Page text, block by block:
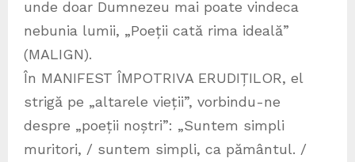
unde doar Dumnezeu mai poate vindeca
nebunia lumii, „Poeții cată rima ideală”
(MALIGN).
În MANIFEST ÎMPOTRIVA ERUDIȚILOR, el
strigă pe „altarele vieții”, vorbindu-ne
despre „poeții noștri”: „Suntem simpli
muritori, / suntem simpli, ca pământul. /